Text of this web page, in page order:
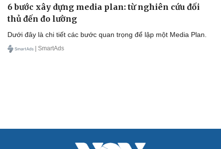
6 bước xây dựng media plan: từ nghiên cứu đối
thủ đến đo lường
Dưới đây là chi tiết các bước quan trọng để lập một Media Plan.
| SmartAds